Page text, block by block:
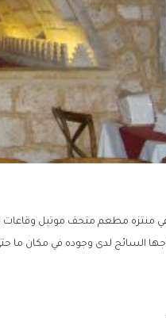
منتزه مطعم متحف موتيل وقاعات
السائح لدى وجوده في مكان ما